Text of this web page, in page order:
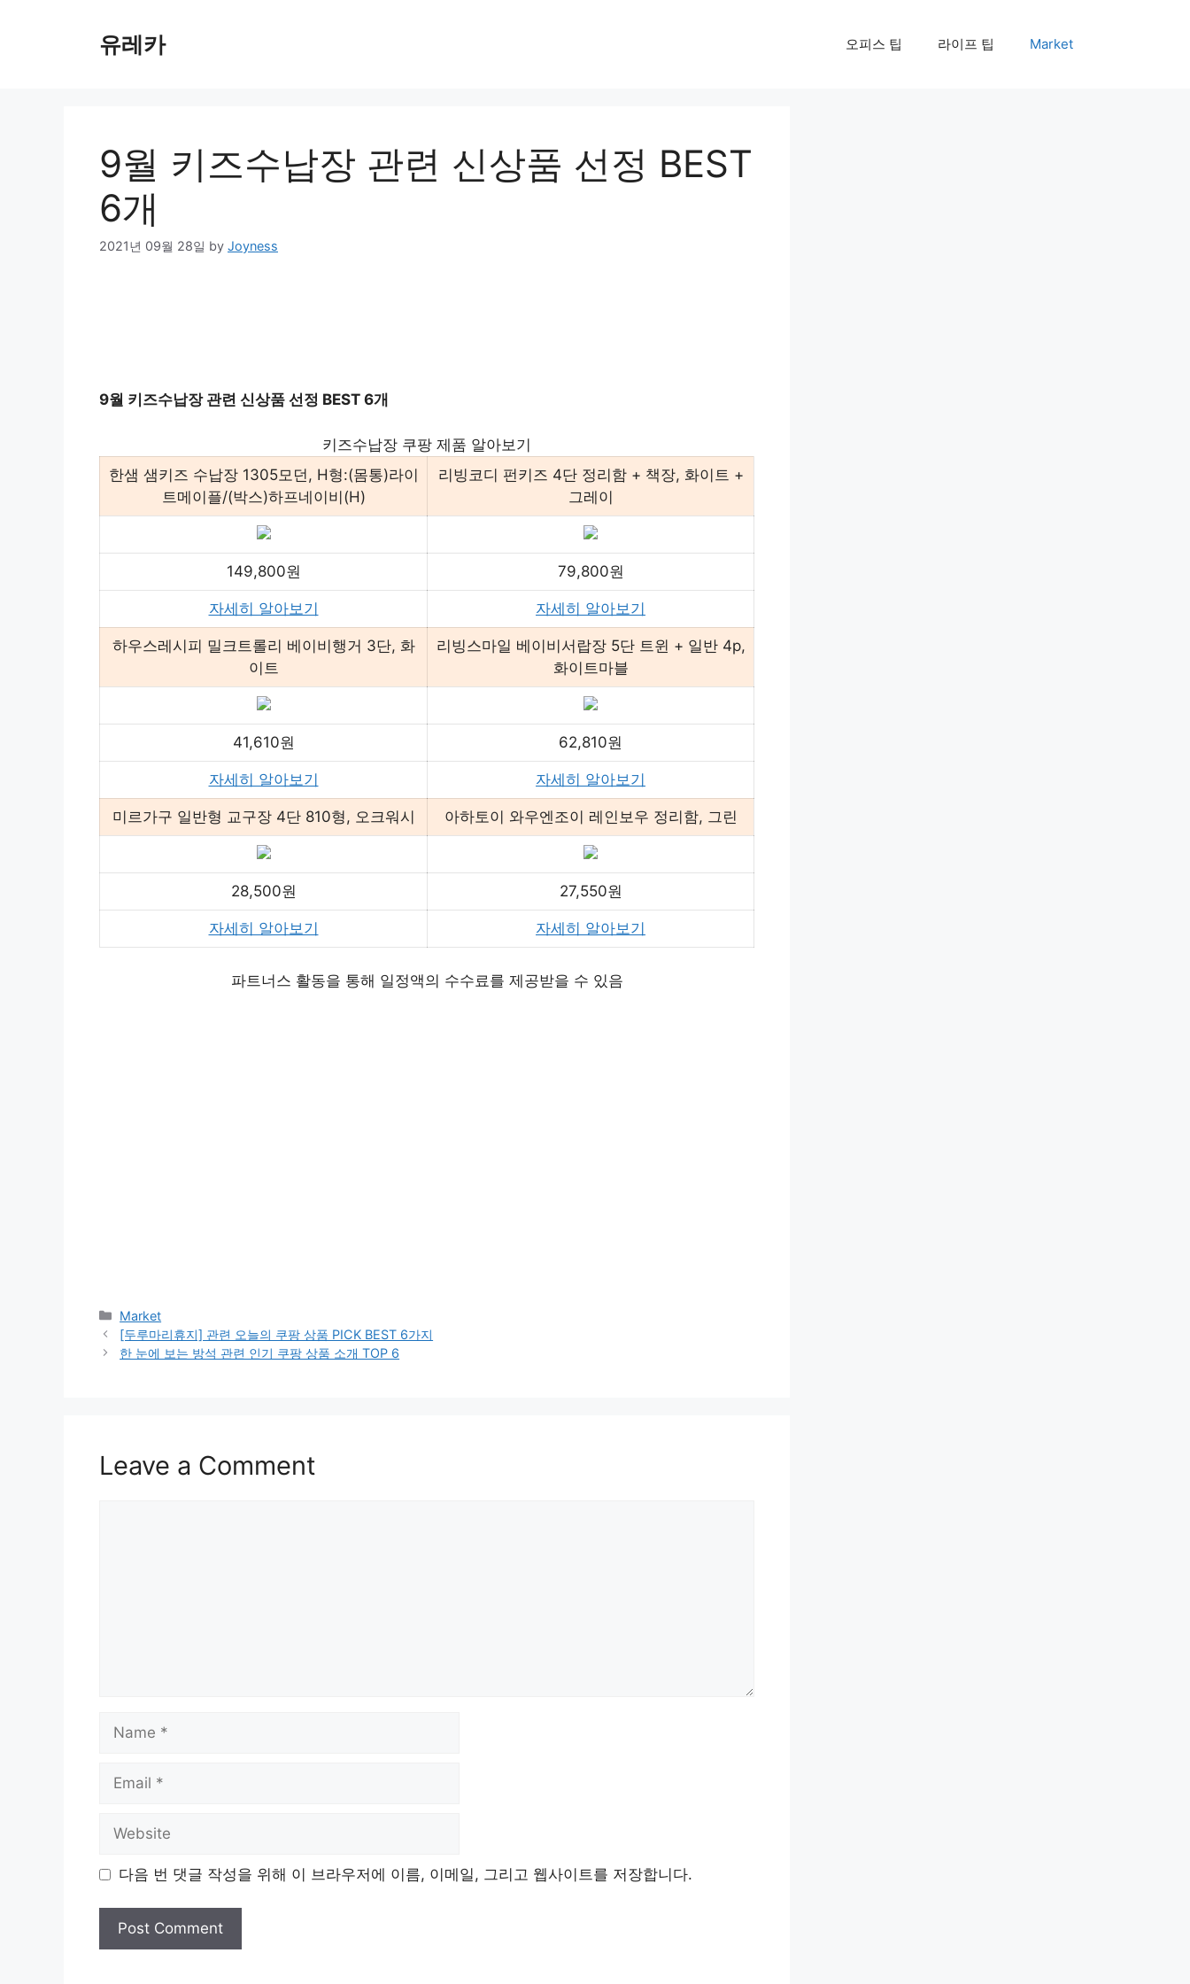
유레카 오피스 팁 라이프 팁 Market
9월 키즈수납장 관련 신상품 선정 BEST
6개
2021년 09월 28일 by Joyness
9월 키즈수납장 관련 신상품 선정 BEST 6개
키즈수납장 쿠팡 제품 알아보기
한샘 샘키즈 수납장 1305모던, H형:(몸통)라이
트메이플/(박스)하프네이비(H)
리빙코디 펀키즈 4단 정리함 + 책장, 화이트 +
그레이
149,800원 79,800원
자세히 알아보기 자세히 알아보기
하우스레시피 밀크트롤리 베이비행거 3단, 화
이트
리빙스마일 베이비서랍장 5단 트윈 + 일반 4p,
화이트마블
41,610원 62,810원
자세히 알아보기 자세히 알아보기
미르가구 일반형 교구장 4단 810형, 오크워시 아하토이 와우엔조이 레인보우 정리함, 그린
28,500원 27,550원
자세히 알아보기 자세히 알아보기
파트너스 활동을 통해 일정액의 수수료를 제공받을 수 있음
Categories
Market
[두루마리휴지] 관련 오늘의 쿠팡 상품 PICK BEST 6가지
한 눈에 보는 방석 관련 인기 쿠팡 상품 소개 TOP 6
Leave a Comment
다음 번 댓글 작성을 위해 이 브라우저에 이름, 이메일, 그리고 웹사이트를 저장합니다.